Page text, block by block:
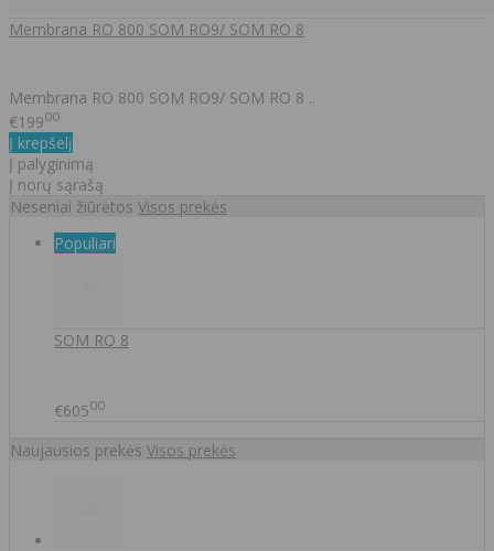
Membrana RO 800 SOM RO9/ SOM RO 8
Membrana RO 800 SOM RO9/ SOM RO 8 ..
€19900
Į krepšelį
Į palyginimą
Į norų sąrašą
Neseniai žiūrėtos Visos prekės
Populiari
SOM RO 8
€60500
Naujausios prekės Visos prekės